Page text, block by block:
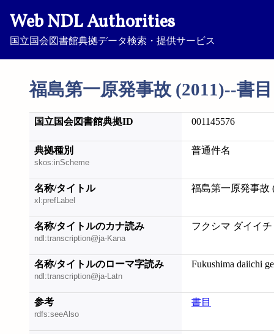
Web NDL Authorities
国立国会図書館典拠データ検索・提供サービス
福島第一原発事故 (2011)--書目
国立国会図書館典拠ID 001145576
典拠種別
skos:inScheme
普通件名
名称/タイトル
xl:prefLabel
福島第一原発事故
名称/タイトルのカナ読み
ndl:transcription@ja-Kana
フクシマ ダイイ
名称/タイトルのローマ字読み
ndl:transcription@ja-Latn
Fukushima daiichi
参考
rdfs:seeAlso
書目